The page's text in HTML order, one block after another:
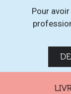
Pour